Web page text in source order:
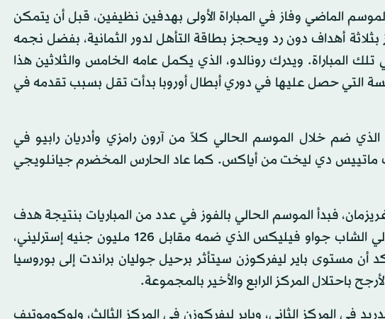
الماضي وفاز في المباراة الأولى بهدفين نظيفين، قبل أن يتمكن
بثلاثة أهداف دون رد ويحجز بطاقة التأهل لدور الثمانية، بفضل نجمه
تلك المباراة. ويدرك رونالدو، الذي يكمل عامه الخامس والثلاثين هذا
التي حصل عليها في دوري أبطال أوروبا بدأت تقل بسبب تقدمه في
الذي ضم خلال الموسم الحالي كلاً من آرون رامزي وأدريان رابيو في
ماتييس دي ليخت من أياكس. كما عاد الحارس المخضرم جيانلويجي
فبدأ الموسم الحالي بالفوز في عدد من المباريات بنتيجة هدف
مقابل لا شيء، ويمكنه أن يعول الآن على نجمه البرتغالي الشاب جواو فيليكس الذي ضمه مقابل 126 مليون جنيه إسترليني،
أن مستوى باير ليفركوزن سيتأثر برحيل جوليان براندت إلى بوروسيا
المركز الرابع والأخير بالمجموعة.
في المركز الثاني، وباير ليفركوزن في المركز الثالث، ولوكوموتيف